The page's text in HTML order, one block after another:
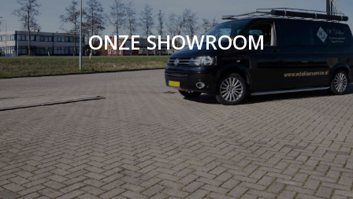
ONZE SHOWROOM